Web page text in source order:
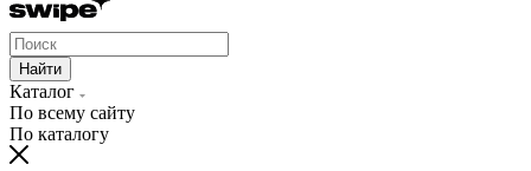
Найти
Каталог
По всему сайту
По каталогу